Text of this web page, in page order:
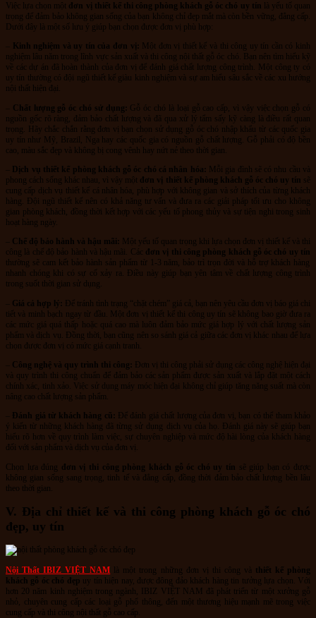
Việc lựa chọn một đơn vị thiết kế thi công phòng khách gỗ óc chó uy tín là yếu tố quan
trọng để đảm bảo không gian sống của bạn không chỉ đẹp mắt mà còn bền vững, đẳng cấp.
Dưới đây là một số lưu ý giúp bạn chọn được đơn vị phù hợp:
Kinh nghiệm và uy tín của đơn vị: Một đơn vị thiết kế và thi công uy tín cần có kinh
nghiệm lâu năm trong lĩnh vực sản xuất và thi công nội thất gỗ óc chó. Bạn nên tìm hiểu kỹ
về các dự án đã hoàn thành của đơn vị để đánh giá chất lượng công trình. Một công ty có
uy tín thường có đội ngũ thiết kế giàu kinh nghiệm và sự am hiểu sâu sắc về các xu hướng
nội thất hiện đại.
Chất lượng gỗ óc chó sử dụng: Gỗ óc chó là loại gỗ cao cấp, vì vậy việc chọn gỗ có
nguồn gốc rõ ràng, đảm bảo chất lượng và đã qua xử lý tẩm sấy kỹ càng là điều rất quan
trọng. Hãy chắc chắn rằng đơn vị bạn chọn sử dụng gỗ óc chó nhập khẩu từ các quốc gia
uy tín như Mỹ, Brazil, Nga hay các quốc gia có nguồn gỗ chất lượng. Gỗ phải có độ bền
cao, màu sắc đẹp và không bị cong vênh hay nứt nẻ theo thời gian.
Dịch vụ thiết kế phòng khách gỗ óc chó cá nhân hóa: Mỗi gia đình sẽ có nhu cầu và
phong cách sống khác nhau, vì vậy một đơn vị thiết kế phòng khách gỗ óc chó uy tín sẽ
cung cấp dịch vụ thiết kế cá nhân hóa, phù hợp với không gian và sở thích của từng khách
hàng. Đội ngũ thiết kế nên có khả năng tư vấn và đưa ra các giải pháp tối ưu cho không
gian phòng khách, đồng thời kết hợp với các yếu tố phong thủy và sự tiện nghi trong sinh
hoạt hàng ngày.
Chế độ bảo hành và hậu mãi: Một yếu tố quan trọng khi lựa chọn đơn vị thiết kế và thi
công là chế độ bảo hành và hậu mãi. Các đơn vị thi công phòng khách gỗ óc chó uy tín
thường sẽ cam kết bảo hành sản phẩm từ 1-3 năm, bảo trì trọn đời và hỗ trợ khách hàng
nhanh chóng khi có sự cố xảy ra. Điều này giúp bạn yên tâm về chất lượng công trình
trong suốt thời gian sử dụng.
Giá cả hợp lý: Để tránh tình trạng “chặt chém” giá cả, bạn nên yêu cầu đơn vị báo giá chi
tiết và minh bạch ngay từ đầu. Một đơn vị thiết kế thi công uy tín sẽ không bao giờ đưa ra
các mức giá quá thấp hoặc quá cao mà luôn đảm bảo mức giá hợp lý với chất lượng sản
phẩm và dịch vụ. Đồng thời, bạn cũng nên so sánh giá cả giữa các đơn vị khác nhau để lựa
chọn được đơn vị có mức giá cạnh tranh.
Công nghệ và quy trình thi công:
Đơn vị thi công phải sử dụng các công nghệ hiện đại
và quy trình thi công chuẩn để đảm bảo các sản phẩm được sản xuất và lắp đặt một cách
chính xác, tinh xảo. Việc sử dụng máy móc hiện đại không chỉ giúp tăng năng suất mà còn
nâng cao chất lượng sản phẩm.
Đánh giá từ khách hàng cũ:
Để đánh giá chất lượng của đơn vị, bạn có thể tham khảo
ý kiến từ những khách hàng đã từng sử dụng dịch vụ của họ. Đánh giá này sẽ giúp bạn
hiểu rõ hơn về quy trình làm việc, sự chuyên nghiệp và mức độ hài lòng của khách hàng
đối với sản phẩm và dịch vụ của đơn vị.
Chọn lựa đúng đơn vị thi công phòng khách gỗ óc chó uy tín sẽ giúp bạn có được
không gian sống sang trọng, tinh tế và đẳng cấp, đồng thời đảm bảo chất lượng bền lâu
theo thời gian.
V. Địa chỉ thiết kế và thi công phòng khách gỗ óc chó
đẹp, uy tín
Nội Thất IBIZ VIỆT NAM là một trong những đơn vị thi công và thiết kế phòng
khách gỗ óc chó đẹp uy tín hiện nay, được đông đảo khách hàng tin tưởng lựa chọn. Với
hơn 20 năm kinh nghiệm trong ngành, IBIZ VIỆT NAM đã phát triển từ một xưởng gỗ
nhỏ, chuyên cung cấp các loại gỗ phổ thông, đến một thương hiệu mạnh mẽ trong việc
cung cấp và thi công nội thất gỗ cao cấp.